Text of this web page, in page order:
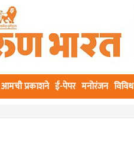
आमची प्रकाशने ई-पेपर मनोरंजन विविध